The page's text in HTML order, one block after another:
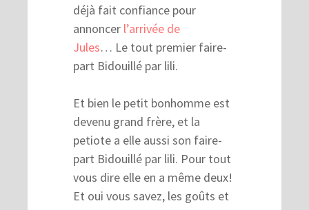
déjà fait confiance pour
annoncer l’arrivée de
Jules… Le tout premier faire-
part Bidouillé par lili.
Et bien le petit bonhomme est
devenu grand frère, et la
petiote a elle aussi son faire-
part Bidouillé par lili. Pour tout
vous dire elle en a même deux!
Et oui vous savez, les goûts et